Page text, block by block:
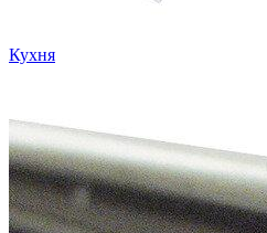
Кухня